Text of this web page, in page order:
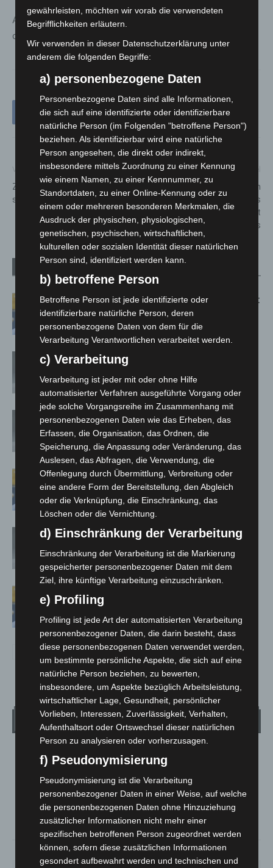
Aktuelle Informationen rund um das Corona-Virus gibt es
online auf www.niedersachen.de/coronavirus
Vorheriger Artikel
Zwei Fahrer bei Verkehrsunfall
schwer verletzt
Nächster Artikel
Corona-Schutzmaßnahmen in
Schule und KiTa: vom Land bis
Ostern – Absonderungspflicht
läuft aus
Letzte Corona-Schutzmaßnahme läuft
aus
Corona-Verordnung in Niedersachsen
Corona-Schutzmaßnahmen in Schule
und KiTa: vom Land bis Ostern –
Absonderungspflicht läuft aus
Maskenpflicht im GVH entfällt ab 02.
Februar
Absonderungsverordnung in
Niedersachsen läuft zum Monatsende
aus
Niedersachsen und Bremen heben
Maskenpflicht im ÖPNV gemeinsam
auf
Wetter
LANGENHAGEN
13.5°C 15 °
12.8 °
79% 1.8m/s 44%
gewährleisten, möchten wir vorab die verwendeten
Begrifflichkeiten erläutern.
Wir verwenden in dieser Datenschutzerklärung unter
anderem die folgenden Begriffe:
a) personenbezogene Daten
Personenbezogene Daten sind alle Informationen,
die sich auf eine identifizierte oder identifizierbare
natürliche Person (im Folgenden "betroffene Person")
beziehen. Als identifizierbar wird eine natürliche
Person angesehen, die direkt oder indirekt,
insbesondere mittels Zuordnung zu einer Kennung
wie einem Namen, zu einer Kennnummer, zu
Standortdaten, zu einer Online-Kennung oder zu
einem oder mehreren besonderen Merkmalen, die
Ausdruck der physischen, physiologischen,
genetischen, psychischen, wirtschaftlichen,
kulturellen oder sozialen Identität dieser natürlichen
Person sind, identifiziert werden kann.
b) betroffene Person
Betroffene Person ist jede identifizierte oder
identifizierbare natürliche Person, deren
personenbezogene Daten von dem für die
Verarbeitung Verantwortlichen verarbeitet werden.
c) Verarbeitung
Verarbeitung ist jeder mit oder ohne Hilfe
automatisierter Verfahren ausgeführte Vorgang oder
jede solche Vorgangsreihe im Zusammenhang mit
personenbezogenen Daten wie das Erheben, das
Erfassen, die Organisation, das Ordnen, die
Speicherung, die Anpassung oder Veränderung, das
Auslesen, das Abfragen, die Verwendung, die
Offenlegung durch Übermittlung, Verbreitung oder
eine andere Form der Bereitstellung, den Abgleich
oder die Verknüpfung, die Einschränkung, das
Löschen oder die Vernichtung.
d) Einschränkung der Verarbeitung
Einschränkung der Verarbeitung ist die Markierung
gespeicherter personenbezogener Daten mit dem
Ziel, ihre künftige Verarbeitung einzuschränken.
e) Profiling
Profiling ist jede Art der automatisierten Verarbeitung
personenbezogener Daten, die darin besteht, dass
diese personenbezogenen Daten verwendet werden,
um bestimmte persönliche Aspekte, die sich auf eine
natürliche Person beziehen, zu bewerten,
insbesondere, um Aspekte bezüglich Arbeitsleistung,
wirtschaftlicher Lage, Gesundheit, persönlicher
Vorlieben, Interessen, Zuverlässigkeit, Verhalten,
Aufenthaltsort oder Ortswechsel dieser natürlichen
Person zu analysieren oder vorherzusagen.
f) Pseudonymisierung
Pseudonymisierung ist die Verarbeitung
personenbezogener Daten in einer Weise, auf welche
die personenbezogenen Daten ohne Hinzuziehung
zusätzlicher Informationen nicht mehr einer
spezifischen betroffenen Person zugeordnet werden
können, sofern diese zusätzlichen Informationen
gesondert aufbewahrt werden und technischen und